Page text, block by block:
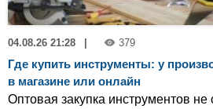
04.08.26 21:28 379
Где купить инструменты: у
в магазине или онлайн
Оптовая закупка инструментов не